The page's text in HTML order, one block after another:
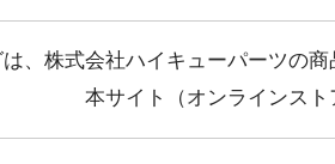
、株式会社ハイキューパーツの商
本サイト（オンラインスト